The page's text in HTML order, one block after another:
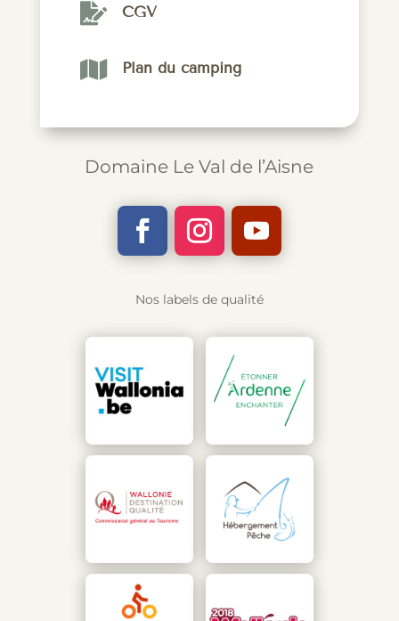
 CGV
 Plan du camping
Domaine Le Val de l’Aisne
Nos labels de qualité